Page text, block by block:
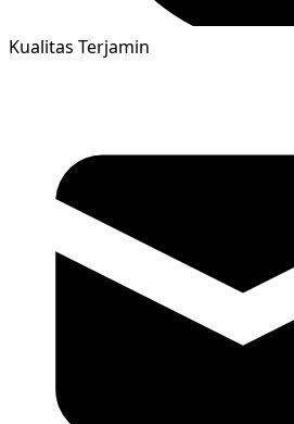
Kualitas Terjamin